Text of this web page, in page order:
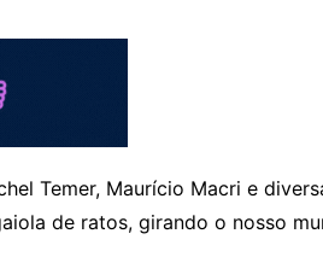
Temer, Maurício Macri e
de ratos, girando o nosso